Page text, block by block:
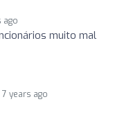
ago
muito mal
7 years ago